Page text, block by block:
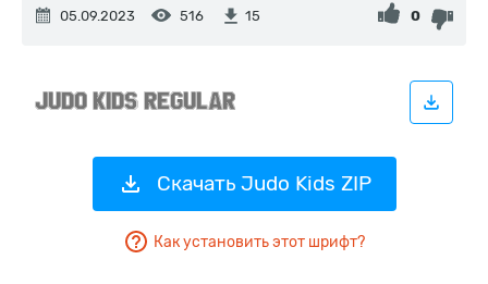
05.09.2023 516 15 0
Скачать Judo Kids ZIP
Как установить этот шрифт?